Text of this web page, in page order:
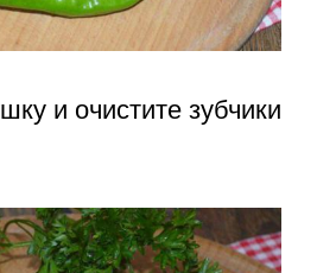
и очистите зубчики